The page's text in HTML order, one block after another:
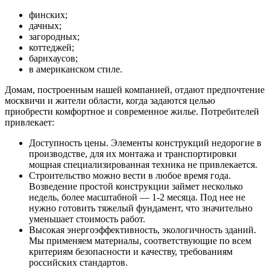
финских;
дачных;
загородных;
коттеджей;
барнхаусов;
в американском стиле.
Домам, построенным нашей компанией, отдают предпочтение
москвичи и жители области, когда задаются целью
приобрести комфортное и современное жилье. Потребителей
привлекает:
Доступность цены. Элементы конструкций недорогие в
производстве, для их монтажа и транспортировки
мощная специализированная техника не привлекается.
Строительство можно вести в любое время года.
Возведение простой конструкции займет несколько
недель, более масштабной — 1-2 месяца. Под нее не
нужно готовить тяжелый фундамент, что значительно
уменьшает стоимость работ.
Высокая энергоэффективность, экологичность зданий.
Мы применяем материалы, соответствующие по всем
критериям безопасности и качеству, требованиям
российских стандартов.